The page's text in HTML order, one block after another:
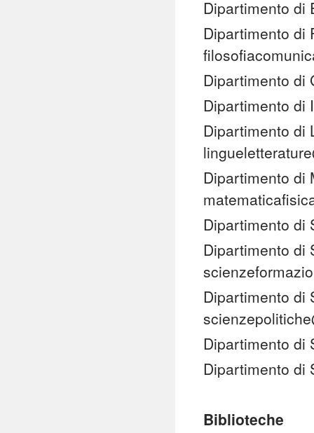
Dipartimento di
Dipartimento di
Dipartimento di
Dipartimento di
Dipartimento di
Dipartimento di
Dipartimento di
Dipartimento di
Dipartimento di
Dipartimento di
Dipartimento di
Biblioteche